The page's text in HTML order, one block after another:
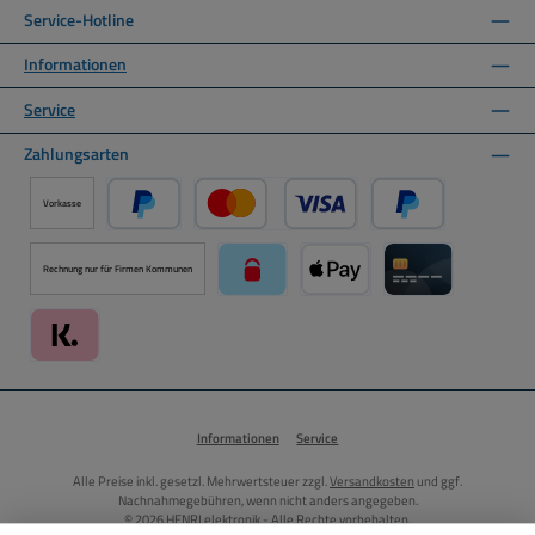
Service-Hotline
Informationen
Service
Zahlungsarten
Vorkasse
PayPal Kredit- oder Debitkarte über PayPal
Später Bezahlen
Rechnung nur für Firmen Kommunen
Informationen Service
Alle Preise inkl. gesetzl. Mehrwertsteuer zzgl.Versandkosten und ggf.
Nachnahmegebühren, wenn nicht anders angegeben.
© 2026 HENRI elektronik - Alle Rechte vorbehalten.